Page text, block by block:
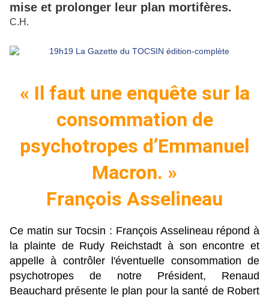
mise et prolonger leur plan mortifères.
C.H.
« Il faut une enquête sur la
consommation de
psychotropes d’Emmanuel
Macron. »
François Asselineau
Ce matin sur Tocsin : François Asselineau répond à
la plainte de Rudy Reichstadt à son encontre et
appelle à contrôler l'éventuelle consommation de
psychotropes de notre Président, Renaud
Beauchard présente le plan pour la santé de Robert